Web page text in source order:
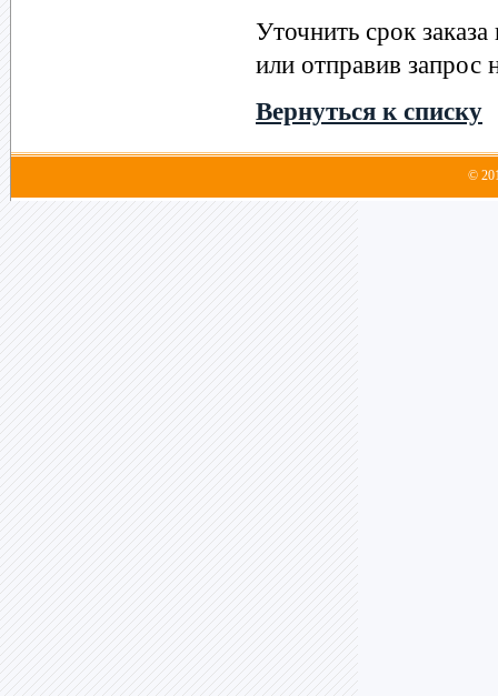
Уточнить срок
или отправив запрос
Вернуться к списку
©